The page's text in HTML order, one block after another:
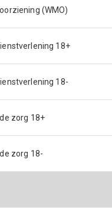
(WMO)
18+
18-
zorg 18+
zorg 18-